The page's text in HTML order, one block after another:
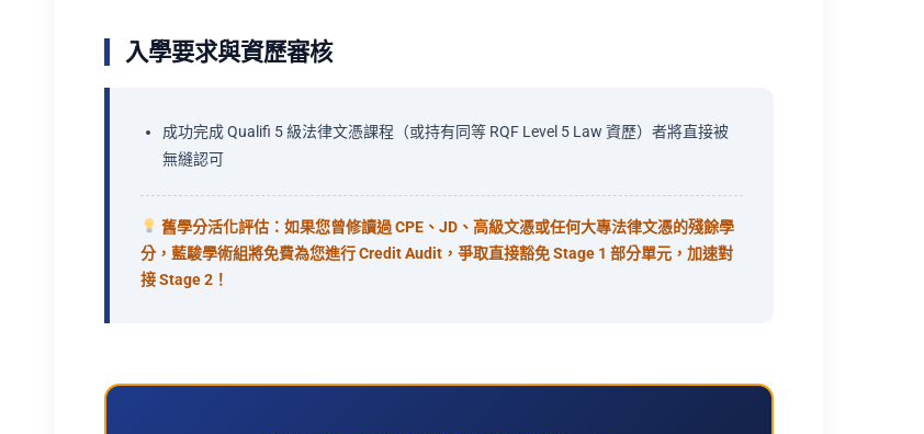
入學要求與資歷審核
成功完成 Qualifi 5 級法律文憑課程（或持有同等 RQF Level 5 Law 資歷）者將直接被
無縫認可
舊學分活化評估：如果您曾修讀過 CPE、JD、高級文憑或任何大專法律文憑的殘餘學
分，藍駿學術組將免費為您進行 Credit Audit，爭取直接豁免 Stage 1 部分單元，加速對
接 Stage 2！